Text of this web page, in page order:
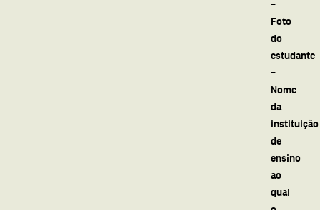
–
Foto
do
estudante
–
Nome
da
instituição
de
ensino
ao
qual